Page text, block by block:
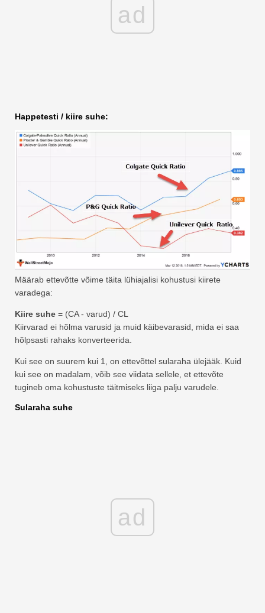
ad
Happetesti / kiire suhe:
Määrab ettevõtte võime täita lühiajalisi kohustusi kiirete
varadega:
Kiire suhe = (CA - varud) / CL
Kiirvarad ei hõlma varusid ja muid käibevarasid, mida ei saa
hõlpsasti rahaks konverteerida.
Kui see on suurem kui 1, on ettevõttel sularaha ülejääk. Kuid
kui see on madalam, võib see viidata sellele, et ettevõte
tugineb oma kohustuste täitmiseks liiga palju varudele.
Sularaha suhe
ad